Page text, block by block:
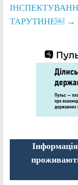
ТАРУТИНЕ￼ →